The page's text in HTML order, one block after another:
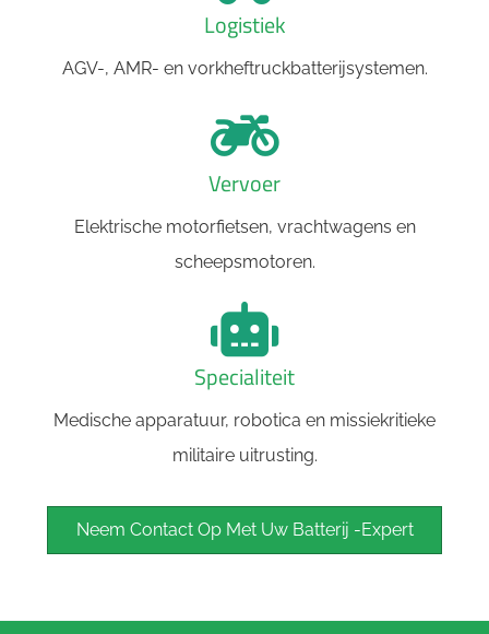
Logistiek
AGV-, AMR- en vorkheftruckbatterijsystemen.
Vervoer
Elektrische motorfietsen, vrachtwagens en
scheepsmotoren.
Specialiteit
Medische apparatuur, robotica en missiekritieke
militaire uitrusting.
Neem Contact Op Met Uw Batterij -expert